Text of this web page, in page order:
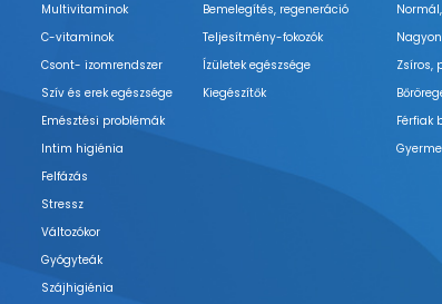
Multivitaminok
C-vitaminok
Csont- izomrendszer
Szív és erek egészsége
Emésztési problémák
Intim higiénia
Felfázás
Stressz
Változókor
Gyógyteák
Szájhigiénia
Bemelegítés, regeneráció
Teljesítmény-fokozók
Ízületek egészsége
Kiegészítők
Zsíros,
Férfiak